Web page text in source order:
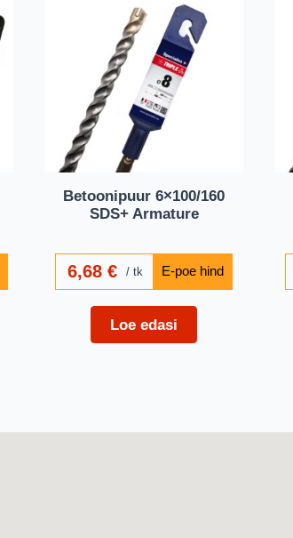
Betoonipuur 6×100/160
SDS+ Armature
6,68€ tk
Loe edasi